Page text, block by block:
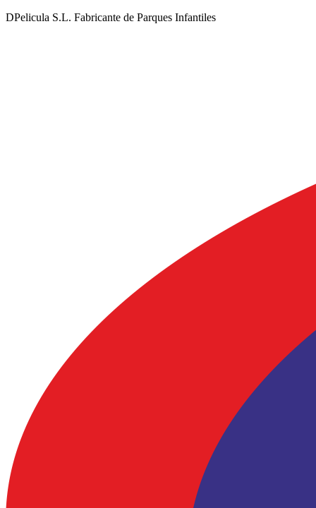
DPelicula S.L. Fabricante de Parques Infantiles